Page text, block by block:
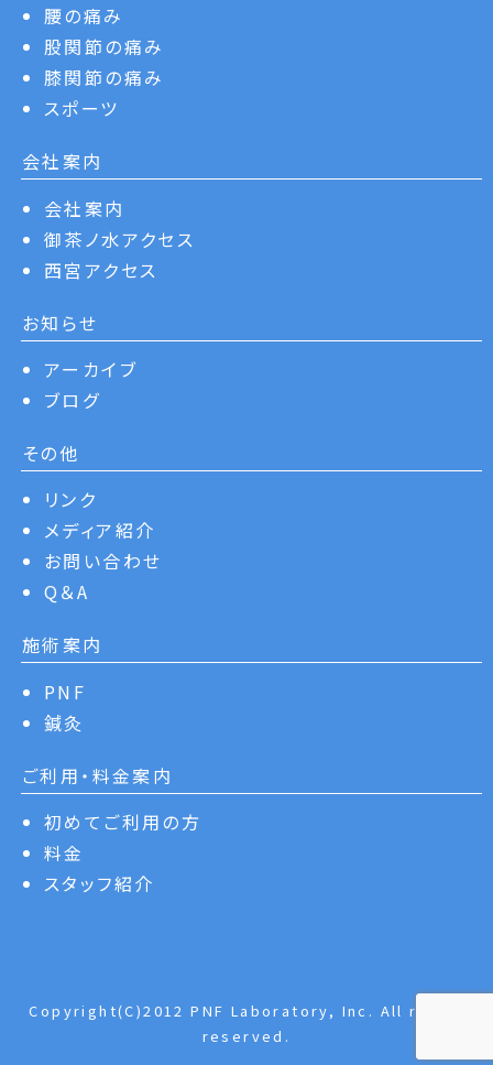
腰の痛み
股関節の痛み
膝関節の痛み
スポーツ
会社案内
会社案内
御茶ノ水アクセス
西宮アクセス
お知らせ
アーカイブ
ブログ
その他
リンク
メディア紹介
お問い合わせ
Q＆A
施術案内
PNF
鍼灸
ご利用・料金案内
初めてご利用の方
料金
スタッフ紹介
Copyright(C)2012 PNF Laboratory, Inc. All rights
reserved.